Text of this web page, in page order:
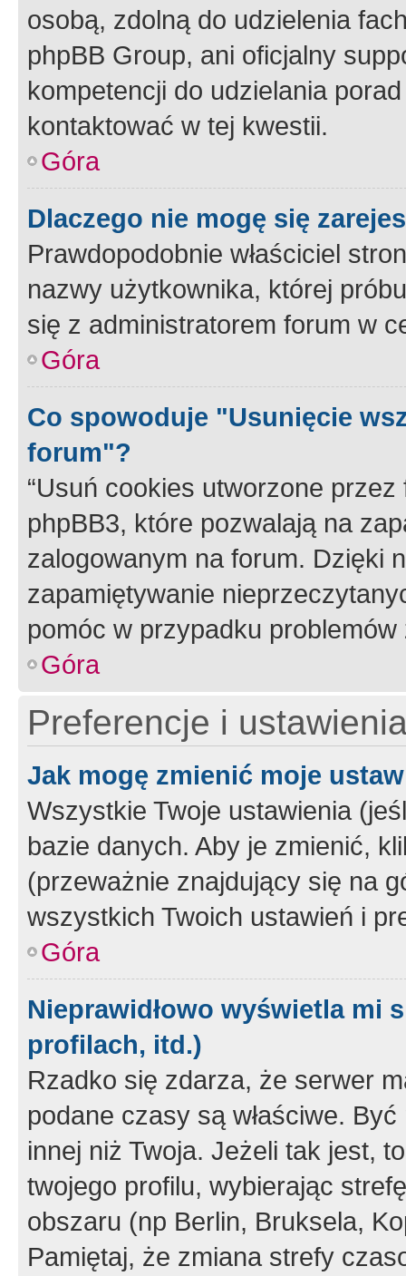
osobą, zdolną do udzielenia
phpBB Group, ani oficjalny
kompetencji do udzielania
kontaktować w tej kwestii.
Góra
Dlaczego nie mogę się
Prawdopodobnie właściciel
nazwy użytkownika, której
się z administratorem forum w
Góra
Co spowoduje "Usunięcie
forum"?
“Usuń cookies utworzone
phpBB3, które pozwalają na
zalogowanym na forum. Dzięki
zapamiętywanie
pomóc w przypadku
Góra
Preferencje i
Jak mogę zmienić moje
Wszystkie Twoje ustawienia
bazie danych. Aby je zmienić,
(przeważnie znajdujący się na
wszystkich Twoich ustawień i
Góra
Nieprawidłowo wyświetla mi
profilach, itd.)
Rzadko się zdarza, że serwer
podane czasy są właściwe.
innej niż Twoja. Jeżeli tak jest,
twojego profilu, wybierając
obszaru (np Berlin, Bruksela,
Pamiętaj, że zmiana strefy